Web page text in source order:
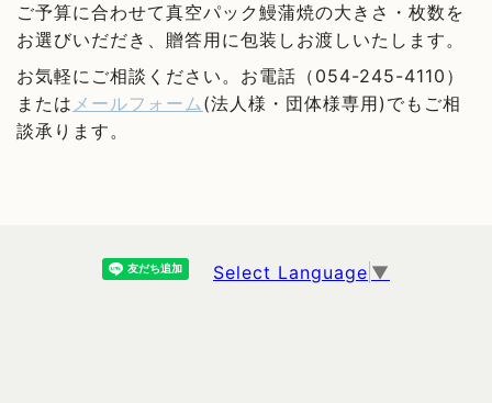
ご予算に合わせて真空パック鰻蒲焼の大きさ・枚数を
お選びいだだき、贈答用に包装しお渡しいたします。
お気軽にご相談ください。お電話（054-245-4110）
または メールフォーム(法人様・団体様専用)でもご相
談承ります。
Select Language ▼